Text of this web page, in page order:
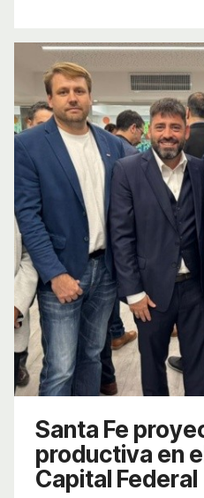
Santa Fe
productiva en
Capital Federal